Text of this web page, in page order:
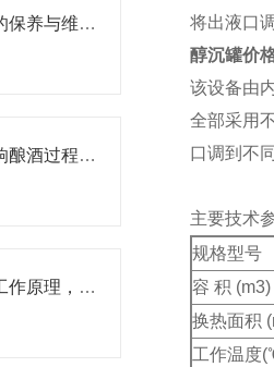
将出液口
醇沉罐价
该设备由
全部采用
口调到不
主要技术
规格型号
容 积 (m3)
换热面积
工作温度
醇沉罐该如何正常的保养与维护？
了解醇沉罐如何影响酿酒过程中的酒液质量
今日解说醇沉罐的工作原理，不要错过！